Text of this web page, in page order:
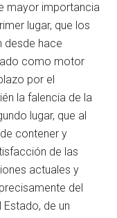
mayor importancia
lugar, que los
desde hace
como motor
por el
la falencia de la
lugar, que al
contener y
de las
actuales y
del
de un